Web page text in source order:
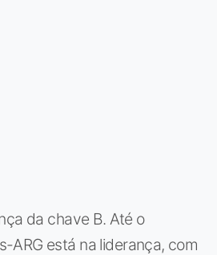
da chave B. Até o
ARG está na liderança, com